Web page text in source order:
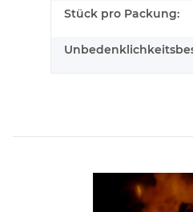
Stück pro Packung: